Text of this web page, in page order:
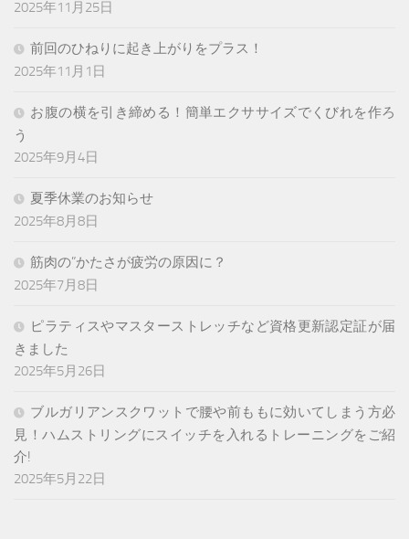
2025年11月25日
前回のひねりに起き上がりをプラス！
2025年11月1日
お腹の横を引き締める！簡単エクササイズでくびれを作ろ
う
2025年9月4日
夏季休業のお知らせ
2025年8月8日
筋肉の”かたさが疲労の原因に？
2025年7月8日
ピラティスやマスターストレッチなど資格更新認定証が届
きました
2025年5月26日
ブルガリアンスクワットで腰や前ももに効いてしまう方必
見！ハムストリングにスイッチを入れるトレーニングをご紹
介!
2025年5月22日